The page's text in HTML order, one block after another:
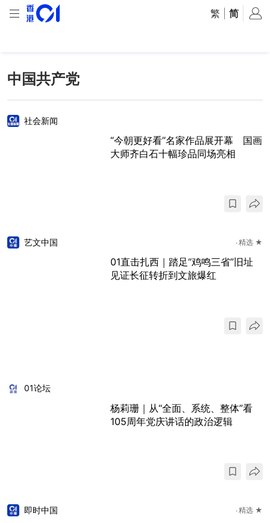
繁 简
中国共产党
社会新闻
“今朝更好看”名家作品展开幕 国画
大师齐白石十幅珍品同场亮相
艺文中国 精选 ★
01直击扎西｜踏足“鸡鸣三省”旧址
见证长征转折到文旅爆红
01论坛
杨莉珊｜从“全面、系统、整体”看
105周年党庆讲话的政治逻辑
即时中国 精选 ★